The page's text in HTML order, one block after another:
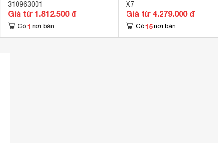
310963001
Giá từ 1.812.500 đ
Có 1 nơi bán
X7
Giá từ 4.279.000 đ
Có 15 nơi bán